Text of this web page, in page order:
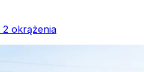
2 okrążenia